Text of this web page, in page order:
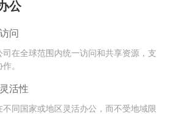
公
问
司在全球范围内统一访问和共享资源，支
。
活性
不同国家或地区灵活办公，而不受地域限